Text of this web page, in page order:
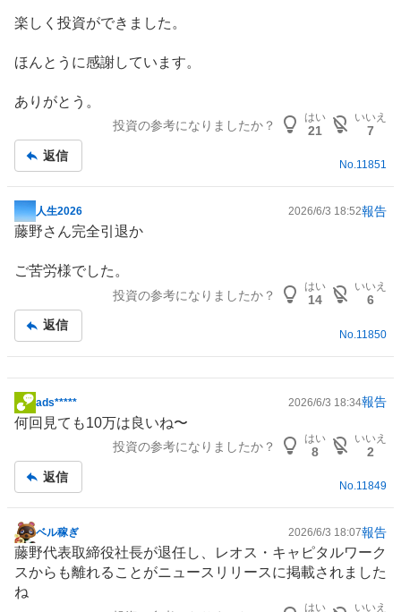
記
楽しく投資ができました。
ほんとうに感謝しています。
ありがとう。
投資の参考になりましたか？
はい
21
いいえ
7
返信
No.11851
掲
示
記
人生2026 2026/6/3 18:52報告
藤野さん完全引退か
ご苦労様でした。
投資の参考になりましたか？
はい
14
いいえ
6
返信
No. 11850
掲
示
事
ads***** 2026/6/3 18:34報告
何回見ても10万は良いね〜
投資の参考になりましたか？
はい
8
いいえ
2
返信
No.11849
掲
示
板
記
ベル稼ぎ 2026/6/3 18:07報告
藤野代表取締役社長が退任し、レオス・キャピタルワーク
スからも離れることがニュースリリースに掲載されました
ね
はい いいえ